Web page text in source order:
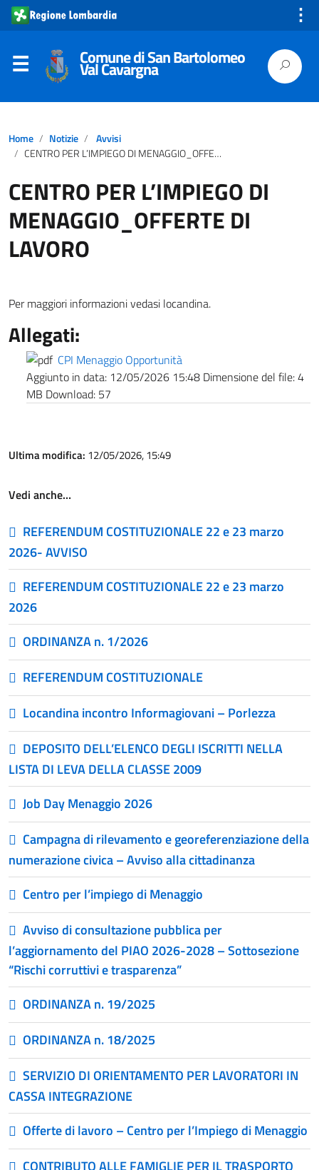
⋮
Comune di San Bartolomeo
Val Cavargna
Home Notizie
Avvisi
CENTRO PER L’IMPIEGO DI MENAGGIO_OFFERTE DI LAVORO
CENTRO PER L’IMPIEGO DI
MENAGGIO_OFFERTE DI
LAVORO
Per maggiori informazioni vedasi locandina.
Allegati:
CPI Menaggio Opportunità
Aggiunto in data: 12/05/2026 15:48 Dimensione del file:4
MB Download: 57
Ultima modifica: 12/05/2026, 15:49
Vedi anche…
REFERENDUM COSTITUZIONALE 22 e 23 marzo
2026- AVVISO
REFERENDUM COSTITUZIONALE 22 e 23 marzo
2026
ORDINANZA n. 1/2026
REFERENDUM COSTITUZIONALE
Locandina incontro Informagiovani – Porlezza
DEPOSITO DELL’ELENCO DEGLI ISCRITTI NELLA
LISTA DI LEVA DELLA CLASSE 2009
Job Day Menaggio 2026
Campagna di rilevamento e georeferenziazione della
numerazione civica – Avviso alla cittadinanza
Centro per l’impiego di Menaggio
Avviso di consultazione pubblica per
l’aggiornamento del PIAO 2026-2028 – Sottosezione
“Rischi corruttivi e trasparenza”
ORDINANZA n. 19/2025
ORDINANZA n. 18/2025
SERVIZIO DI ORIENTAMENTO PER LAVORATORI IN
CASSA INTEGRAZIONE
Offerte di lavoro – Centro per l’Impiego di Menaggio
CONTRIBUTO ALLE FAMIGLIE PER IL TRASPORTO